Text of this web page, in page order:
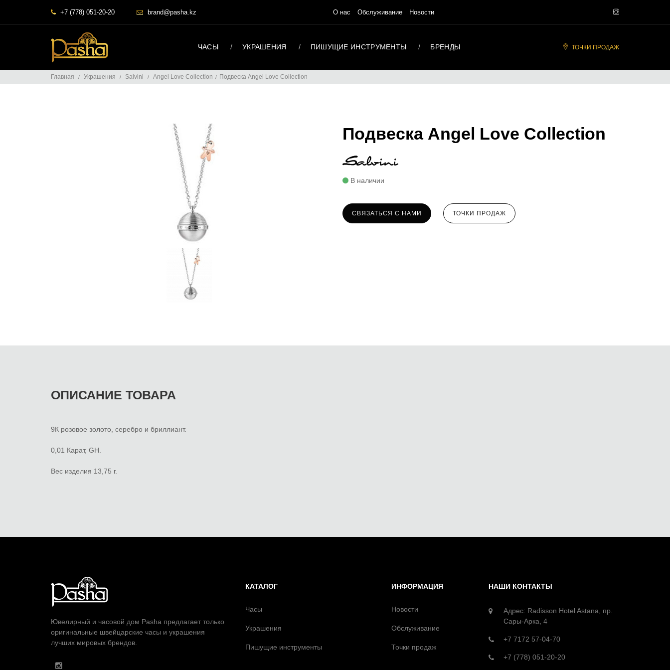
+7 (778) 051-20-20 brand@pasha.kz О нас Обслуживание Новости
ЧАСЫ УКРАШЕНИЯ ПИШУЩИЕ ИНСТРУМЕНТЫ БРЕНДЫ ТОЧКИ ПРОДАЖ
Главная Украшения Salvini Angel Love Collection Подвеска Angel Love Collection
Подвеска Angel Love Collection
В наличии
СВЯЗАТЬСЯ С НАМИ ТОЧКИ ПРОДАЖ
ОПИСАНИЕ ТОВАРА
9К розовое золото, серебро и бриллиант.
0,01 Карат, GH.
Вес изделия 13,75 г.
Ювелирный и часовой дом Pasha предлагает только
оригинальные швейцарские часы и украшения
лучших мировых брендов.
КАТАЛОГ
Часы
Украшения
Пишущие инструменты
ИНФОРМАЦИЯ
Новости
Обслуживание
Точки продаж
НАШИ КОНТАКТЫ
Адрес: Radisson Hotel Astana, пр.
Сары-Арка, 4
+7 7172 57-04-70
+7 (778) 051-20-20